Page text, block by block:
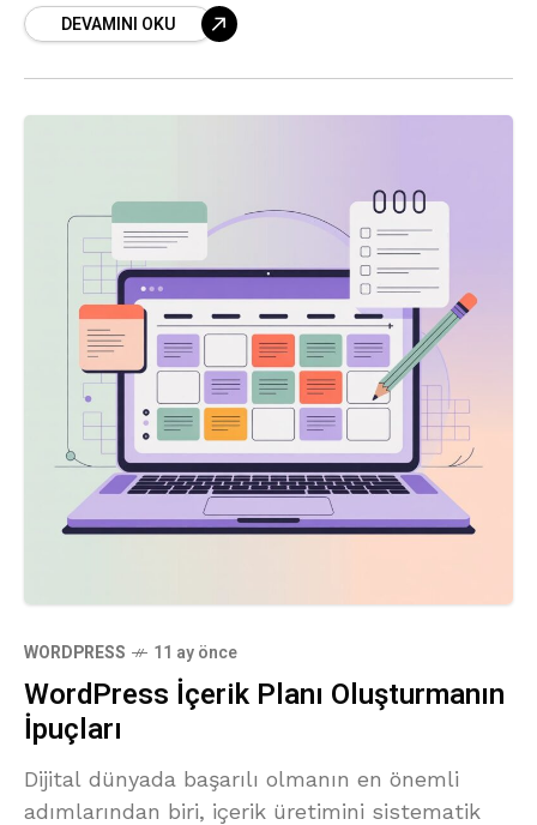
DEVAMINI OKU
WORDPRESS 11 ay önce
WordPress İçerik Planı Oluşturmanın
İpuçları
Dijital dünyada başarılı olmanın en önemli
adımlarından biri, içerik üretimini sistematik